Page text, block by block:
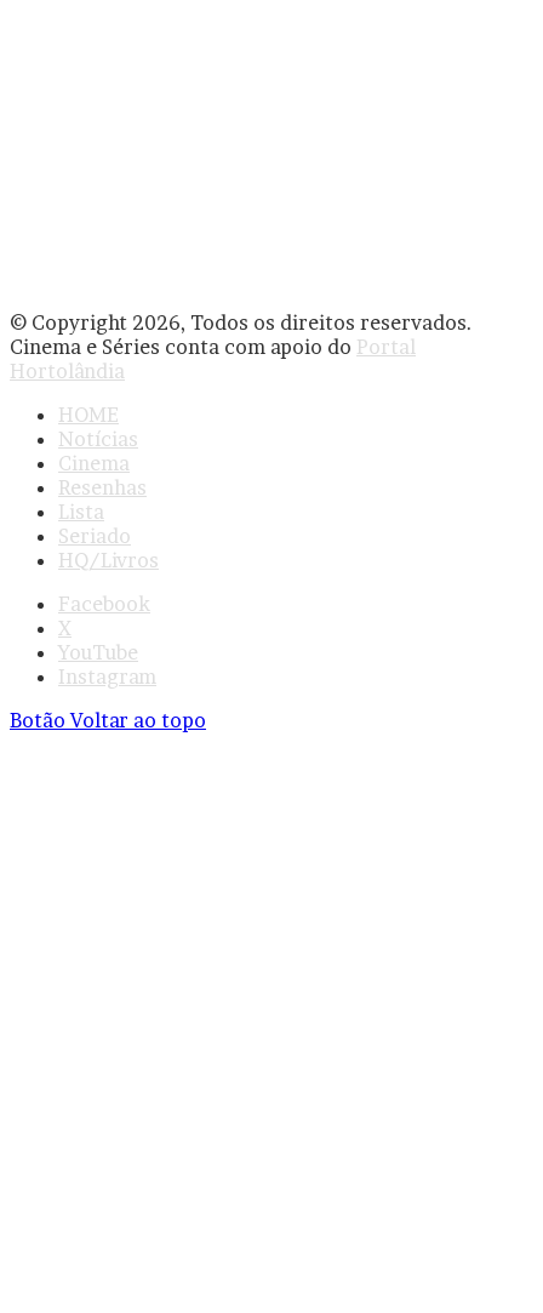
© Copyright 2026, Todos os direitos reservados.
Cinema e Séries conta com apoio do Portal
Hortolândia
HOME
Notícias
Cinema
Resenhas
Lista
Seriado
HQ/Livros
Facebook
X
YouTube
Instagram
Botão Voltar ao topo